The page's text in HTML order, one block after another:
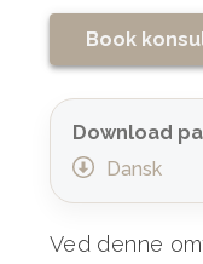
Book
Download
Dansk
Ved denne